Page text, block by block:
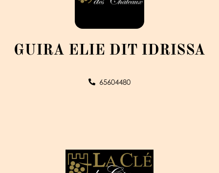
GUIRA ELIE DIT IDRISSA
65604480